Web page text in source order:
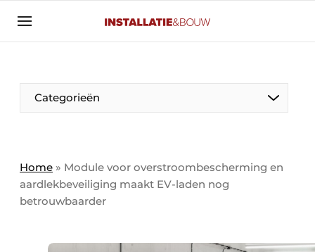
Aanmelden
Banner overzicht
BedrijvenAanmeldenBedankt voor de aanmelding
Contact
Evenement aanmelden
Categorieën
Algemeen
Home » Module voor overstroombescherming en
aardlekbeveiliging maakt EV-laden nog
betrouwbaarder